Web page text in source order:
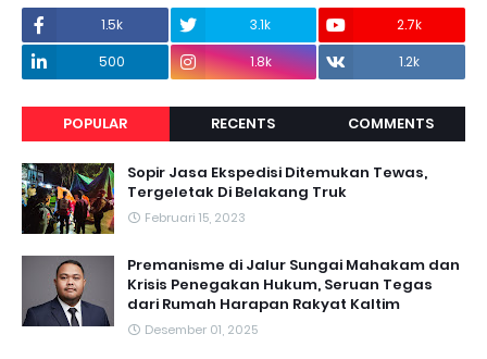
1.5k 3.1k
2.7k
500
1.8k 1.2k
POPULAR RECENTS COMMENTS
Sopir Jasa Ekspedisi Ditemukan Tewas,
Tergeletak Di Belakang Truk
Februari 15, 2023
Premanisme di Jalur Sungai Mahakam dan
Krisis Penegakan Hukum, Seruan Tegas
dari Rumah Harapan Rakyat Kaltim
Desember 01, 2025